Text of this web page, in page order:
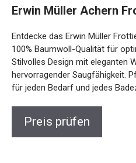
Erwin Müller Achern
Entdecke das Erwin Müller
100% Baumwoll-Qualität für
Stilvolles Design mit eleganten
hervorragender Saugfähigkeit.
für jeden Bedarf und jedes
Preis prüfen